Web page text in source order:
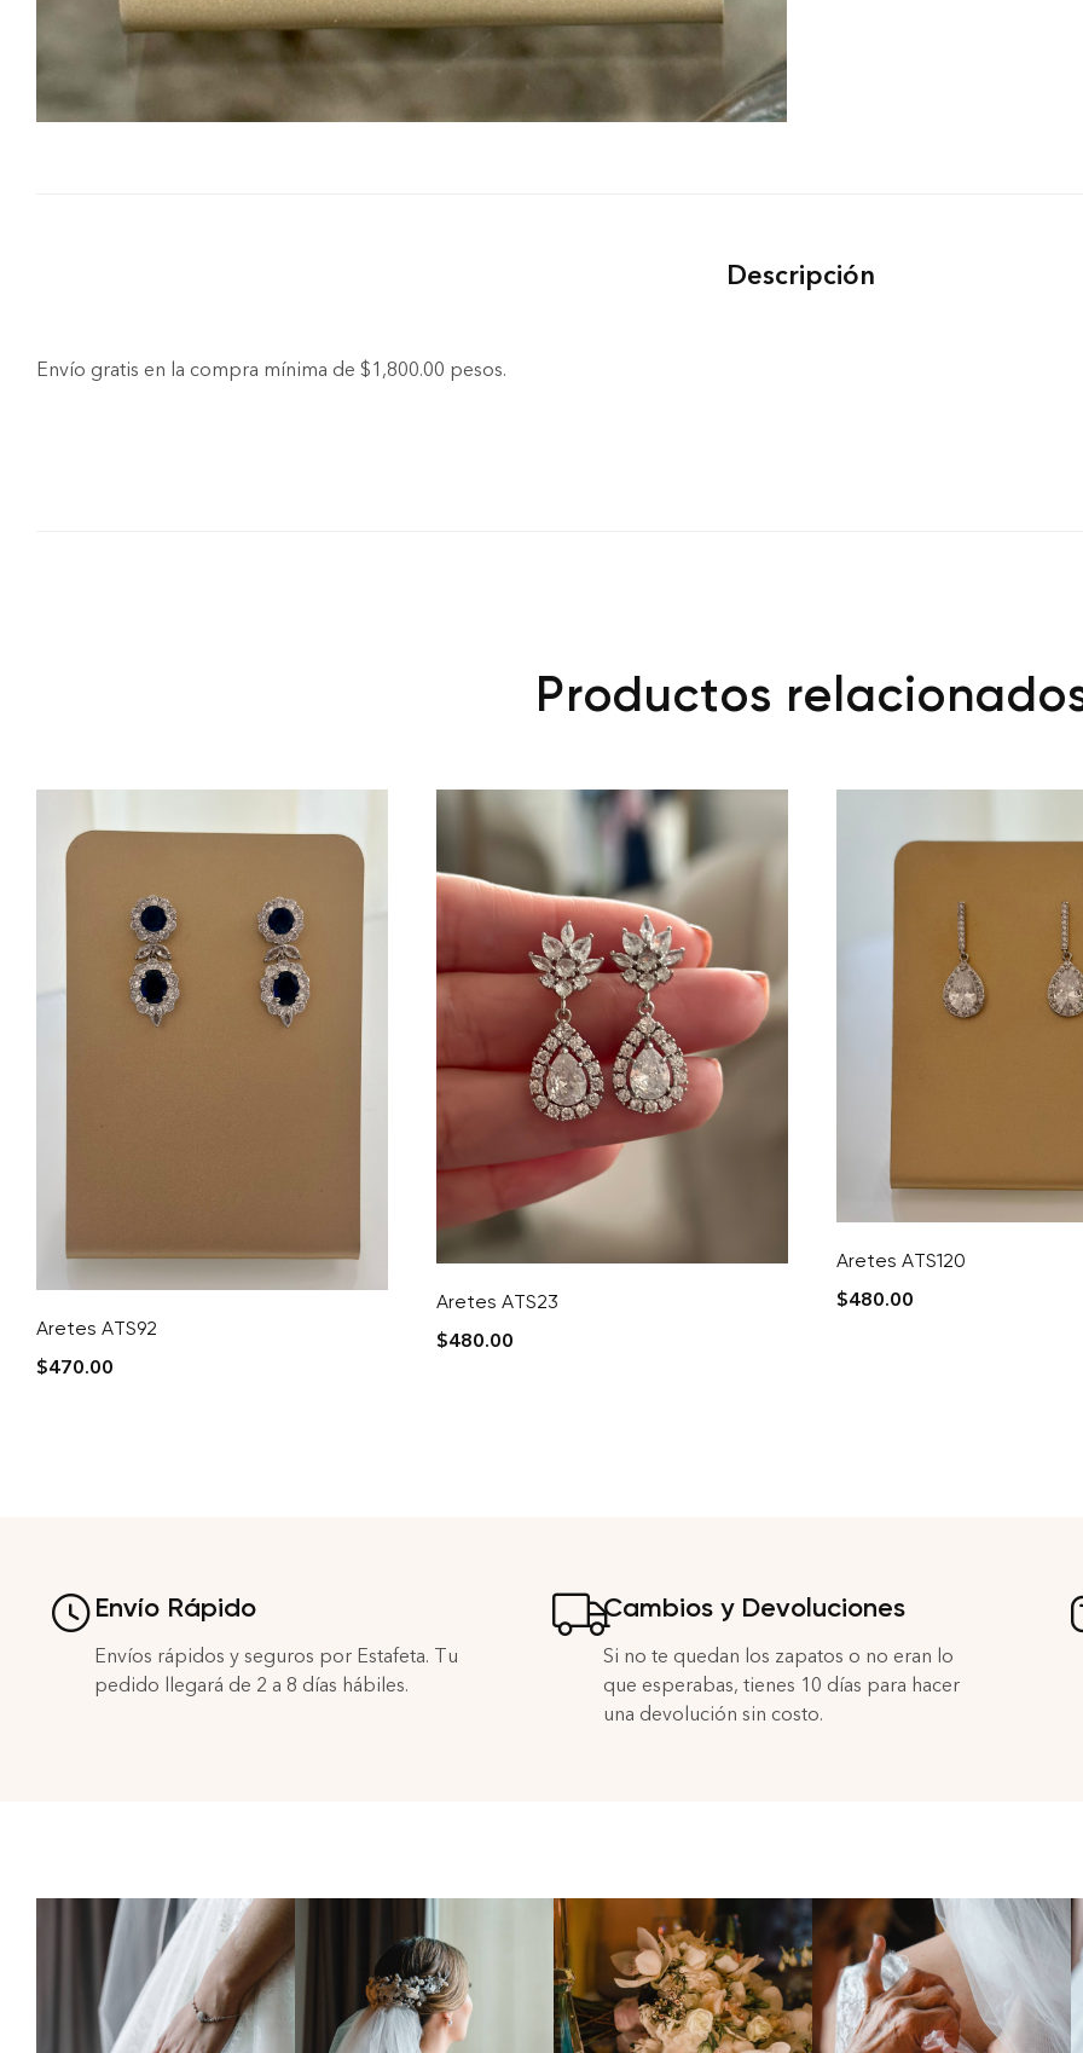
Descripción
Envío gratis en la compra mínima de $1,800.00 pesos.
Productos
Aretes ATS92
$470.00
Aretes ATS23
$480.00
Aretes ATS120
$480.00
Envío Rápido
Envíos rápidos y seguros por Estafeta. Tu
pedido llegará de 2 a 8 días hábiles.
Cambios y Devoluciones
Si no te quedan los zapatos o no eran lo
que esperabas, tienes 10 días para hacer
una devolución sin costo.